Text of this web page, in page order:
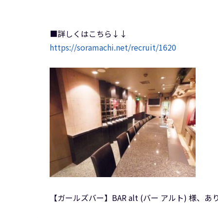
■詳しくはこちら↓↓
https://soramachi.net/recruit/1620
【ガールズバー】BAR alt (バー アルト) 様、あ